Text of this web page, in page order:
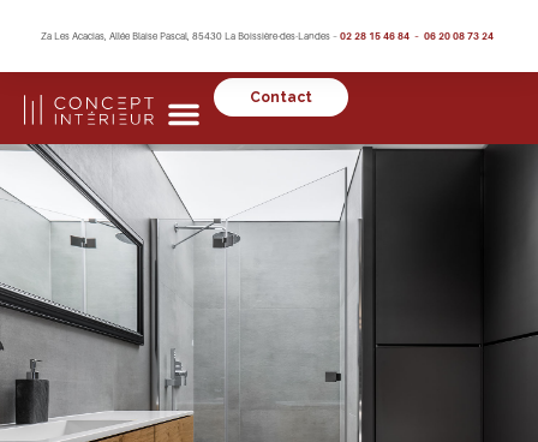
Za Les Acacias, Allée Blaise Pascal, 85430 La Boissière-des-Landes – 02 28 15 46 84 – 06 20 08 73 24
Contact